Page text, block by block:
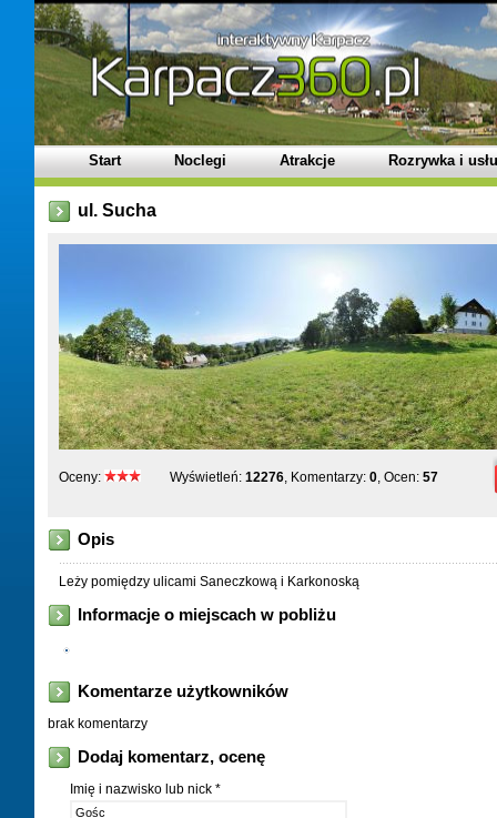
Start Noclegi Atrakcje Rozrywka i
ul. Sucha
Oceny: Wyświetleń: 12276, Komentarzy: 0, Ocen: 57
Opis
Leży pomiędzy ulicami Saneczkową i Karkonoską
Informacje o miejscach w pobliżu
Komentarze użytkowników
brak komentarzy
Dodaj komentarz, ocenę
Imię i nazwisko lub nick *